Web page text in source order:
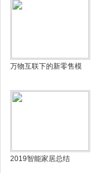
万物互联下的新零售模
2019智能家居总结